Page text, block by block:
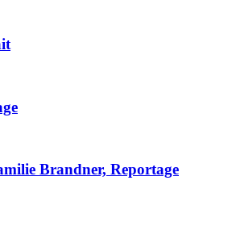
Brandner, Reportage